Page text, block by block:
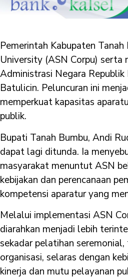
Pemerintah Kabupaten
University (ASN Corpu) serta
Administrasi Negara
Batulicin. Peluncuran ini
memperkuat kapasitas
publik.
Bupati Tanah Bumbu, Andi
dapat lagi ditunda. Ia
masyarakat menuntut ASN
kebijakan dan perencanaan
kompetensi aparatur yang
Melalui implementasi ASN
diarahkan menjadi lebih
sekadar pelatihan
organisasi, selaras dengan
kinerja dan mutu pelayanan